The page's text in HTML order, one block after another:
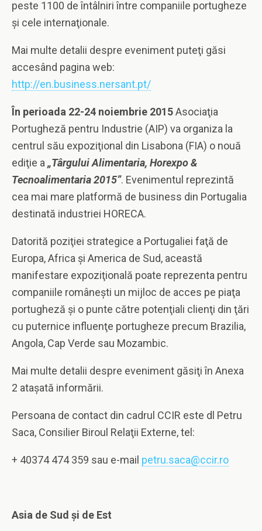
peste 1100 de întâlniri între companiile portugheze
şi cele internaţionale.
Mai multe detalii despre eveniment puteţi găsi
accesând pagina web:
http://en.business.nersant.pt/
În perioada 22-24 noiembrie 2015Asociaţia
Portugheză pentru Industrie (AIP) va organiza la
centrul său expoziţional din Lisabona (FIA) o nouă
ediţie a „Târgului Alimentaria, Horexpo&
Tecnoalimentaria 2015”. Evenimentul reprezintă
cea mai mare platformă de business din Portugalia
destinată industriei HORECA.
Datorită poziţiei strategice a Portugaliei faţă de
Europa, Africa şi America de Sud, această
manifestare expoziţională poate reprezenta pentru
companiile româneşti un mijloc de acces pe piaţa
portugheză şi o punte către potenţiali clienţi din ţări
cu puternice influenţe portugheze precum Brazilia,
Angola, Cap Verde sau Mozambic.
Mai multe detalii despre eveniment găsiţi în Anexa
2 ataşată informării.
Persoana de contact din cadrul CCIR este dl Petru
Saca, Consilier Biroul Relaţii Externe, tel:
+ 40374 474 359 sau e-mail petru.saca@ccir.ro
Asia de Sud şi de Est